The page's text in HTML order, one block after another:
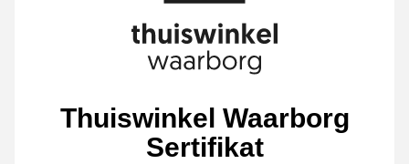
Thuiswinkel Waarborg
Sertifikat